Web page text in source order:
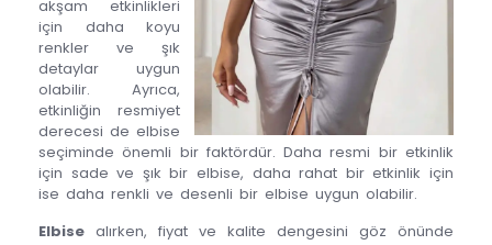
akşam etkinlikleri
için daha koyu
renkler ve şık
detaylar uygun
olabilir. Ayrıca,
etkinliğin resmiyet
derecesi de elbise
seçiminde önemli bir faktördür. Daha resmi bir etkinlik
için sade ve şık bir elbise, daha rahat bir etkinlik için
ise daha renkli ve desenli bir elbise uygun olabilir.
Elbise alırken, fiyat ve kalite dengesini göz önünde